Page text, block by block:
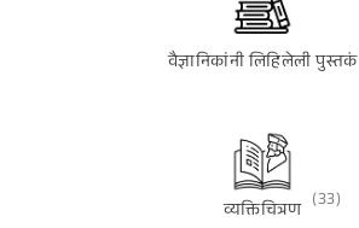
वैज्ञानिकांनी लिहिलेली पुस्तकं
व्यक्तिचित्रण (33)